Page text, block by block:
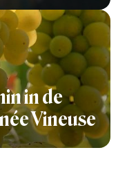
in de
Vineuse